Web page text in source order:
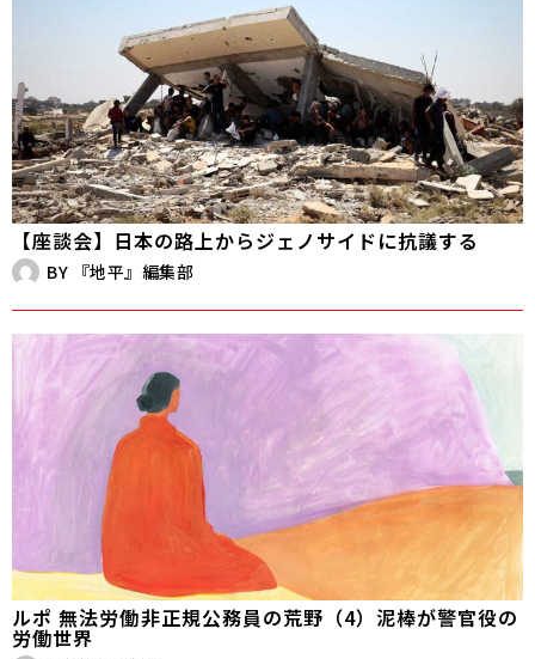
【座談会】日本の路上からジェノサイドに抗議する
BY 『地平』編集部
ルポ 無法労働――非正規公務員の荒野（4）泥棒が警官役の
労働世界